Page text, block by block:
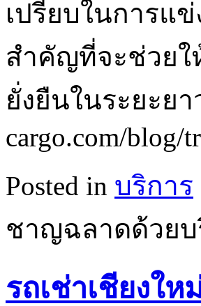
เปรียบในการแ
สำคัญที่จะช่วยใ
ยั่งยืนในระยะยา
cargo.com/blog/
Posted in บริการ
ชาญฉลาดด้วยบ
รถเช่าเชียงใ